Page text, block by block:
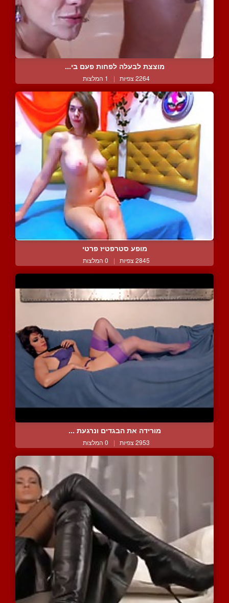
מוצצת לבעלה לפחות פעם בי...
2264 צפיות | 1 המלצות
מופע סטרפטיז פרטי
2845 צפיות | 0 המלצות
מורידה את הבגדים ונרגעת ...
2953 צפיות | 0 המלצות